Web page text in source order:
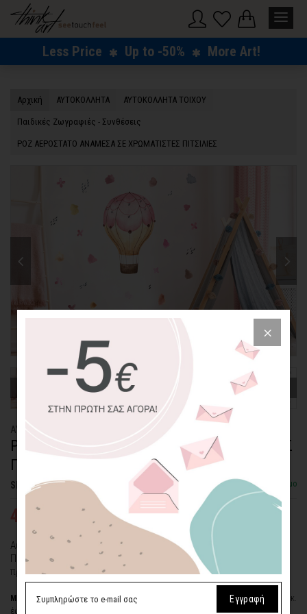
Less Price Up to -50% More Art!
Αρχική ΑΥΤΟΚΟΛΛΗΤΑ ΑΥΤΟΚΟΛΛΗΤΑ ΤΟΙΧΟΥ
Παιδικές Ζωγραφιές - Συνθέσεις
ΡΟΖ ΑΕΡΟΣΤΑΤΟ ΑΝΑΜΕΣΑ ΣΕ ΧΡΩΜΑΤΙΣΤΕΣ ΠΙΤΣΙΛΙΕΣ
ΑΥΤΟΚΟΛΛΗΤΟ ΤΟΙΧΟΥ
ΡΟΖ ΑΕΡΟΣΤΑΤΟ ΑΝΑΜΕΣΑ ΣΕ ΧΡΩΜΑΤΙΣΤΕΣ
ΠΙΤΣΙΛΙΕΣ
SKU: WLSTC-343-ADH Διαθέσιμο
41,89€
Αυτοκόλλητο τοίχου "Ροζ Αερόστατο ανάμεσα σε Χρωματιστές
Πιτσιλιές"...εναέριες παραμυθένιες βόλτες αποκλειστικά για
πριγκίπισσες!
Μικρή Διάσταση (ΠxY): Αερόστατο 60x93 εκ., 12 χρωματιστές πιτσιλιές: 11x12 εκ.
έως 7x9 εκ., 6 λουλούδια των 6-10 εκ. και πολλοί μικροί μαύροι σπόροι.
Εγγραφή